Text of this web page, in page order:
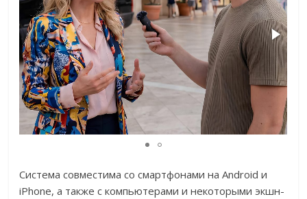
Система совместима со смартфонами на Android и
iPhone, а также с компьютерами и некоторыми экшн-